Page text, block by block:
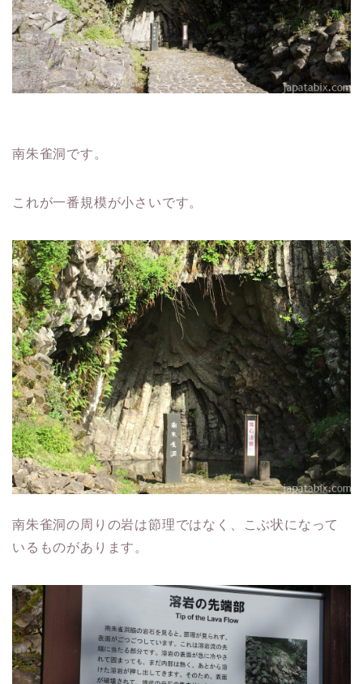
南朱雀洞です。
これが一番規模が小さいです。
南朱雀洞の周りの岩は節理ではなく、こぶ状になって
いるものがあります。